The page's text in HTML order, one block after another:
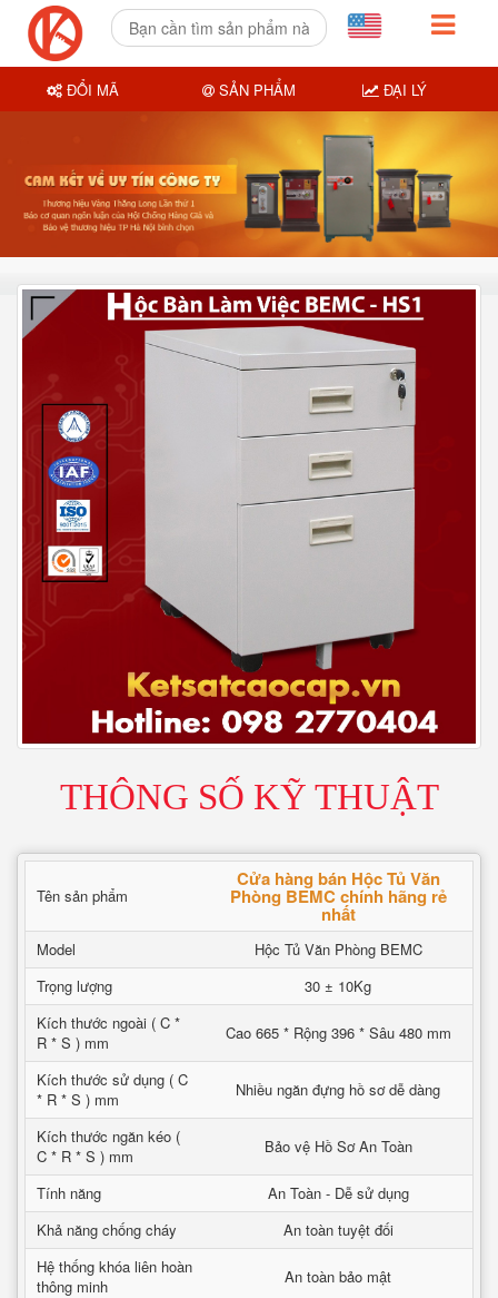
THÔNG SỐ KỸ THUẬT
Tên sản phẩm
Cửa hàng bán Hộc Tủ Văn
Phòng BEMC chính hãng rẻ
nhất
Model
Hộc Tủ Văn Phòng BEMC
Trọng lượng
30 ± 10Kg
Kích thước ngoài ( C *
R * S ) mm
Cao 665 * Rộng 396 * Sâu 480 mm
Kích thước sử dụng ( C
* R * S ) mm
Nhiều ngăn đựng hồ sơ dễ dàng
Kích thước ngăn kéo (
C * R * S ) mm
Bảo vệ Hồ Sơ An Toàn
Tính năng
An Toàn - Dễ sử dụng
Khả năng chống cháy
An toàn tuyệt đối
Hệ thống khóa liên hoàn
thông minh
An toàn bảo mật
ĐỔI MÃ SẢN PHẨM ĐẠI LÝ